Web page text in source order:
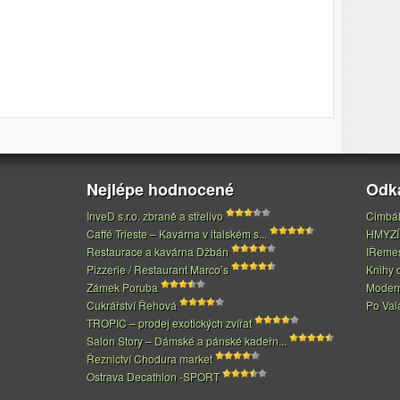
Nejlépe hodnocené
InveD s.r.o. zbraně a střelivo
Caffé Trieste – Kavárna v italském s...
Restaurace a kavárna Džbán
Pizzerie / Restaurant Marco’s
Zámek Poruba
Cukrářství Řehová
TROPIC – prodej exotických zvířat
Salon Story – Dámské a pánské kadeřn...
Řeznictví Chodura market
Ostrava Decathlon -SPORT
Knihy
Po